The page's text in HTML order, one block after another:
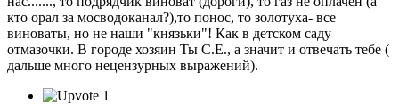
кто орал за мосводоканал?),то понос, то золотуха- все
виноваты, но не наши "князьки"! Как в детском саду
отмазочки. В городе хозяин Ты С.Е., а значит и отвечать тебе (
дальше много нецензурных выражений).
1